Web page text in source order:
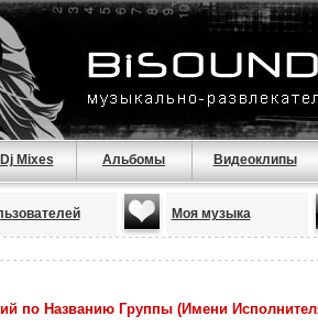
Dj Mixes Альбомы Видеоклипы
Моя музыка
по Названию Группы (Имени